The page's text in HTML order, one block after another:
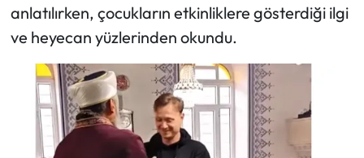
anlatılırken, çocukların etkinliklere gösterdiği ilgi
ve heyecan yüzlerinden okundu.